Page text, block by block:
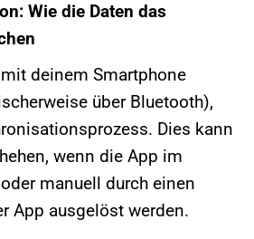
Wie die Daten das
deinem Smartphone
über Bluetooth),
Dies kann
wenn die App im
manuell durch einen
App ausgelöst werden.